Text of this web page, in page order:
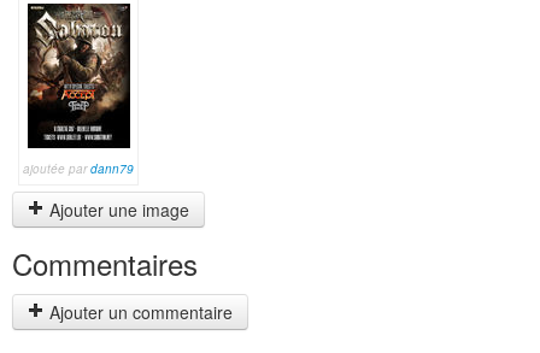
ajoutée pardann79
Ajouter une image
Commentaires
Ajouter un commentaire